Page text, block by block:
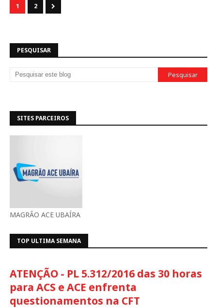
1 2
PESQUISAR
SITES PARCEIROS
MAGRÃO ACE UBAÍRA
TOP ULTIMA SEMANA
ATENÇÃO - PL 5.312/2016 das 30 horas
para ACS e ACE enfrenta
questionamentos na CFT